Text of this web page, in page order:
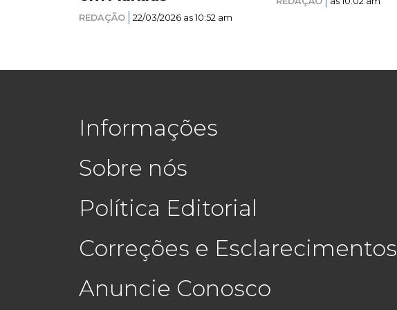
REDAÇÃO 22/03/2026 as 10:52 am
Informações
Sobre nós
Política Editorial
Correções e Esclarecimentos
Anuncie Conosco